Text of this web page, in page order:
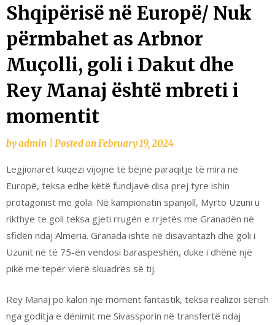
Shqipërisë në Europë/ Nuk
përmbahet as Arbnor
Muçolli, goli i Dakut dhe
Rey Manaj është mbreti i
momentit
byadmin Posted onFebruary 19, 2024
Legjionarët kuqezi vijojnë të bëjnë paraqitje të mira në
Europë, teksa edhe këtë fundjavë disa prej tyre ishin
protagonist me gola. Në kampionatin spanjoll, Myrto Uzuni u
rikthye te goli teksa gjeti rrugën e rrjetës me Granadën në
sfidën ndaj Almeria. Granada ishte në disavantazh dhe goli i
Uzunit në të 75-ën vendosi baraspeshën, duke i dhënë një
pikë me tepër vlerë skuadrës së tij.
Rey Manaj po kalon një moment fantastik, teksa realizoi sërish
nga goditja e dënimit me Sivassporin në transfertë ndaj